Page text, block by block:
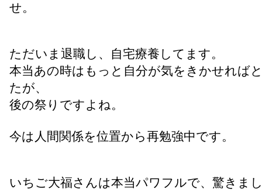
せ。
ただいま退職し、自宅療養してます。
本当あの時はもっと自分が気をきかせれば
たが、
後の祭りですよね。
今は人間関係を位置から再勉強中です。
いちご大福さんは本当パワフルで、驚きま